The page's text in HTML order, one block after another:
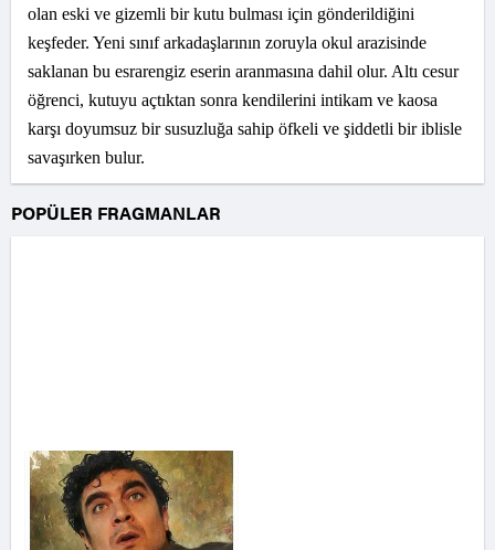
olan eski ve gizemli bir kutu bulması için gönderildiğini
keşfeder. Yeni sınıf arkadaşlarının zoruyla okul arazisinde
saklanan bu esrarengiz eserin aranmasına dahil olur. Altı cesur
öğrenci, kutuyu açtıktan sonra kendilerini intikam ve kaosa
karşı doyumsuz bir susuzluğa sahip öfkeli ve şiddetli bir iblisle
savaşırken bulur.
POPÜLER FRAGMANLAR